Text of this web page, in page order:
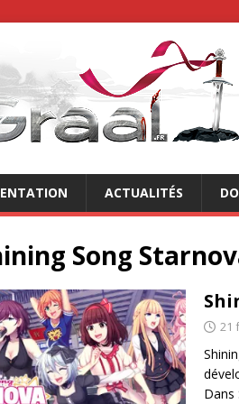
ACTUALITÉS
Song
21
Dans